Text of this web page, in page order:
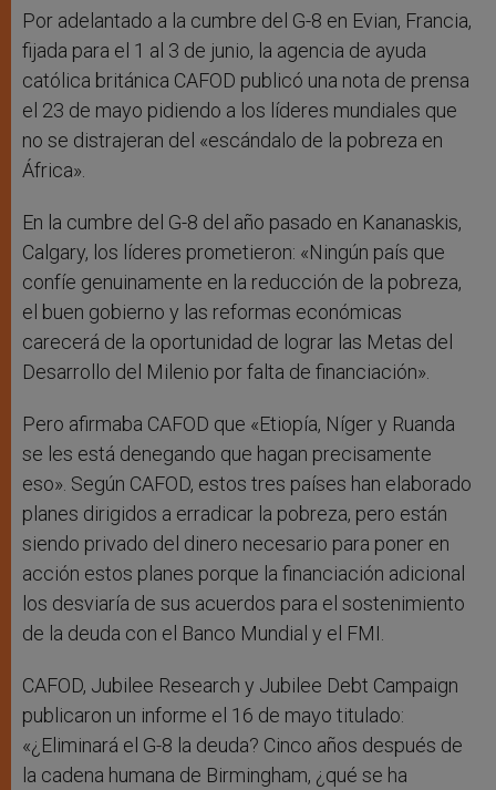
Por adelantado a la cumbre del G-8 en Evian, Francia,
fijada para el 1 al 3 de junio, la agencia de ayuda
católica británica CAFOD publicó una nota de prensa
el 23 de mayo pidiendo a los líderes mundiales que
no se distrajeran del «escándalo de la pobreza en
África».
En la cumbre del G-8 del año pasado en Kananaskis,
Calgary, los líderes prometieron: «Ningún país que
confíe genuinamente en la reducción de la pobreza,
el buen gobierno y las reformas económicas
carecerá de la oportunidad de lograr las Metas del
Desarrollo del Milenio por falta de financiación».
Pero afirmaba CAFOD que «Etiopía, Níger y Ruanda
se les está denegando que hagan precisamente
eso». Según CAFOD, estos tres países han elaborado
planes dirigidos a erradicar la pobreza, pero están
siendo privado del dinero necesario para poner en
acción estos planes porque la financiación adicional
los desviaría de sus acuerdos para el sostenimiento
de la deuda con el Banco Mundial y el FMI.
CAFOD, Jubilee Research y Jubilee Debt Campaign
publicaron un informe el 16 de mayo titulado:
«¿Eliminará el G-8 la deuda? Cinco años después de
la cadena humana de Birmingham, ¿qué se ha